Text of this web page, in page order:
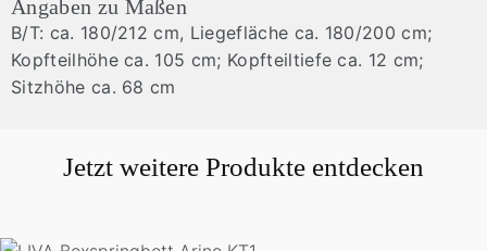
Angaben zu Maßen
B/T: ca. 180/212 cm, Liegefläche ca. 180/200 cm;
Kopfteilhöhe ca. 105 cm; Kopfteiltiefe ca. 12 cm;
Sitzhöhe ca. 68 cm
Jetzt weitere Produkte entdecken